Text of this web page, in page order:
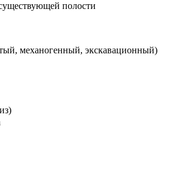
полости
механогенный, экскавационный)